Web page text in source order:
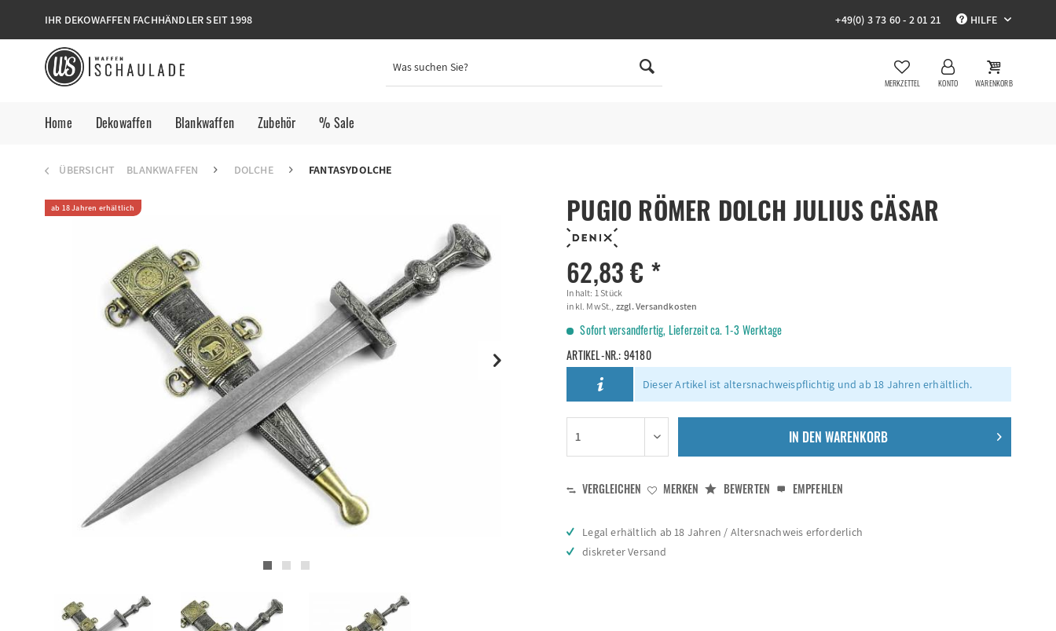
IHR DEKOWAFFEN FACHHÄNDLER SEIT 1998 +49(0) 3 73 60 - 2 01 21 HILFE
MERKZETTEL KONTO WARENKORB
Home Dekowaffen Blankwaffen Zubehör % Sale
ÜBERSICHT BLANKWAFFEN DOLCHE FANTASYDOLCHE
PUGIO RÖMER DOLCH JULIUS CÄSAR
ab 18 Jahren erhältlich
62,83 € *
Inhalt: 1 Stück
inkl. MwSt., zzgl. Versandkosten
Sofort versandfertig, Lieferzeit ca. 1-3 Werktage
ARTIKEL-NR.:94180
Dieser Artikel ist altersnachweispflichtig und ab 18 Jahren erhältlich.
IN DEN WARENKORB
VERGLEICHEN MERKEN BEWERTEN EMPFEHLEN
Legal erhältlich ab 18 Jahren / Altersnachweis erforderlich
diskreter Versand